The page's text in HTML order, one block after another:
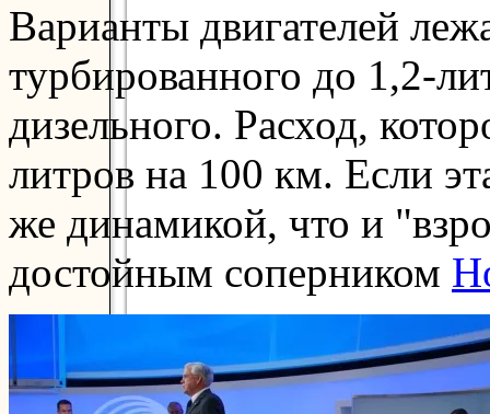
Варианты двигателей
турбированного до 1,2-
дизельного. Расход,
литров на 100 км. Если
же динамикой, что и
достойным соперником